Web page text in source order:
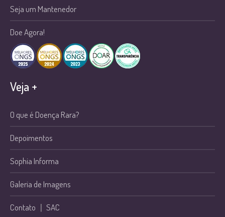
Seja um Mantenedor
Doe Agora!
Veja +
O que é Doença Rara?
Depoimentos
Sophia Informa
Galeria de Imagens
Contato |SAC